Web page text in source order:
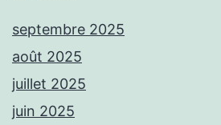
septembre 2025
août 2025
juillet 2025
juin 2025